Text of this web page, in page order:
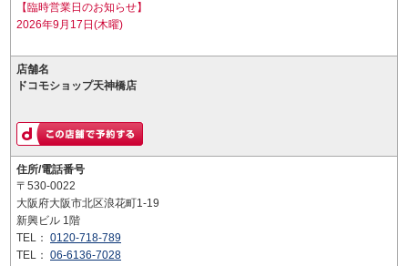
【臨時営業日のお知らせ】
2026年9月17日(木曜)
店舗名
ドコモショップ天神橋店
住所/電話番号
〒530-0022
大阪府大阪市北区浪花町1-19
新興ビル 1階
TEL： 0120-718-789
TEL： 06-6136-7028